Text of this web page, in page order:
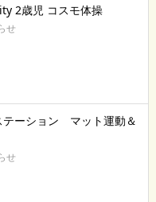
2歳児 コスモ体操
せ
ーション マット運動＆
せ